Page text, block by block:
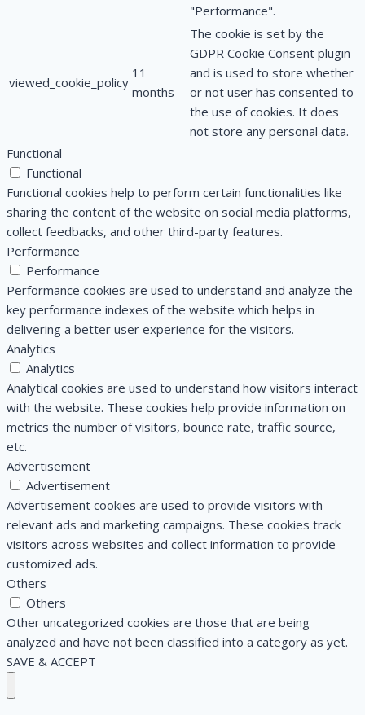
"Performance".
viewed_cookie_policy
11
months
The cookie is set by the
GDPR Cookie Consent plugin
and is used to store whether
or not user has consented to
the use of cookies. It does
not store any personal data.
Functional
Functional
Functional cookies help to perform certain functionalities like
sharing the content of the website on social media platforms,
collect feedbacks, and other third-party features.
Performance
Performance
Performance cookies are used to understand and analyze the
key performance indexes of the website which helps in
delivering a better user experience for the visitors.
Analytics
Analytics
Analytical cookies are used to understand how visitors interact
with the website. These cookies help provide information on
metrics the number of visitors, bounce rate, traffic source,
etc.
Advertisement
Advertisement
Advertisement cookies are used to provide visitors with
relevant ads and marketing campaigns. These cookies track
visitors across websites and collect information to provide
customized ads.
Others
Others
Other uncategorized cookies are those that are being
analyzed and have not been classified into a category as yet.
SAVE & ACCEPT